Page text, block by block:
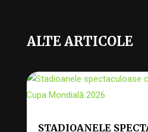
ALTE ARTICOLE
STADIOANELE